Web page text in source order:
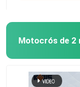
Motocrós de 2